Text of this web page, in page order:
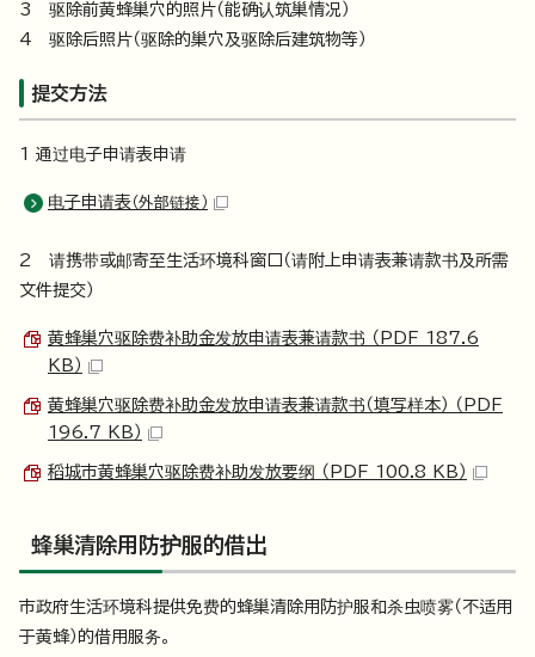
3 驱除前黄蜂巢穴的照片（能确认筑巢情况）
4 驱除后照片（驱除的巢穴及驱除后建筑物等）
提交方法
1 通过电子申请表申请
电子申请表（外部链接）
2 请携带或邮寄至生活环境科窗口（请附上申请表兼请款书及所需
文件提交）
黄蜂巢穴驱除费补助金发放申请表兼请款书 （PDF 187.6
KB）
黄蜂巢穴驱除费补助金发放申请表兼请款书（填写样本） （PDF
196.7 KB）
稻城市黄蜂巢穴驱除费补助发放要纲 （PDF 100.8 KB）
蜂巢清除用防护服的借出
市政府生活环境科提供免费的蜂巢清除用防护服和杀虫喷雾（不适用
于黄蜂）的借用服务。